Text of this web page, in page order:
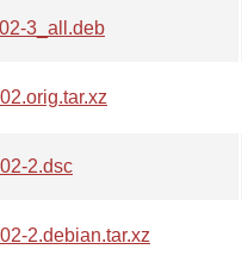
3_all.deb
2.dsc
2.debian.tar.xz